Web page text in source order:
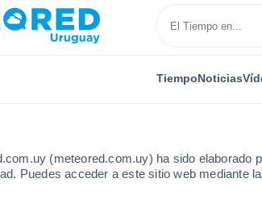
(meteored.com.uy) ha sido elaborado
Puedes acceder a este sitio web mediante
TiempoNoticias